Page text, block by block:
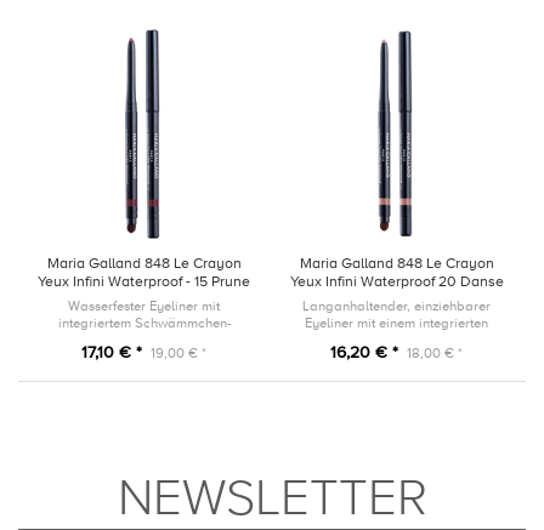
Maria Galland 848 Le Crayon
Yeux Infini Waterproof - 15 Prune
Charmante
Wasserfester Eyeliner mit
integriertem Schwämmchen-
17,10 € * 19,00 € *
Maria Galland 848 Le Crayon
Yeux Infini Waterproof 20 Danse
Irisée
Langanhaltender, einziehbarer
Eyeliner mit einem integrierten
einem Anspitzer.
16,20 € * 18,00 € *
NEWSLETTER